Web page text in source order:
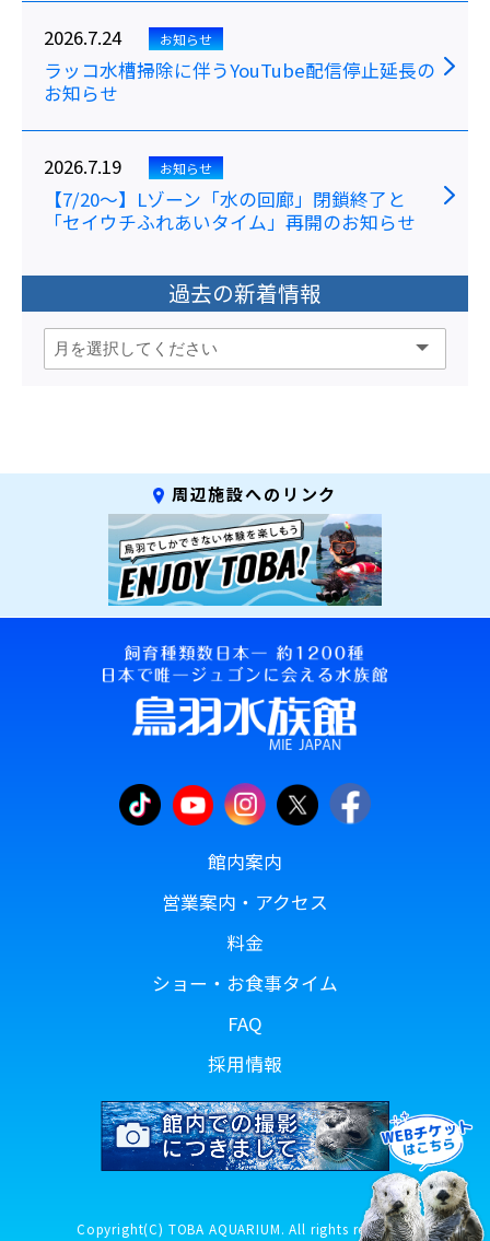
2026.7.24 お知らせ
ラッコ水槽掃除に伴うYouTube配信停止延長の
お知らせ
2026.7.19 お知らせ
【7/20～】Lゾーン「水の回廊」閉鎖終了と
「セイウチふれあいタイム」再開のお知らせ
過去の新着情報
周辺施設へのリンク
館内案内
営業案内・アクセス
料金
ショー・お食事タイム
FAQ
採用情報
Copyright(C) TOBA AQUARIUM. All rights reserved.